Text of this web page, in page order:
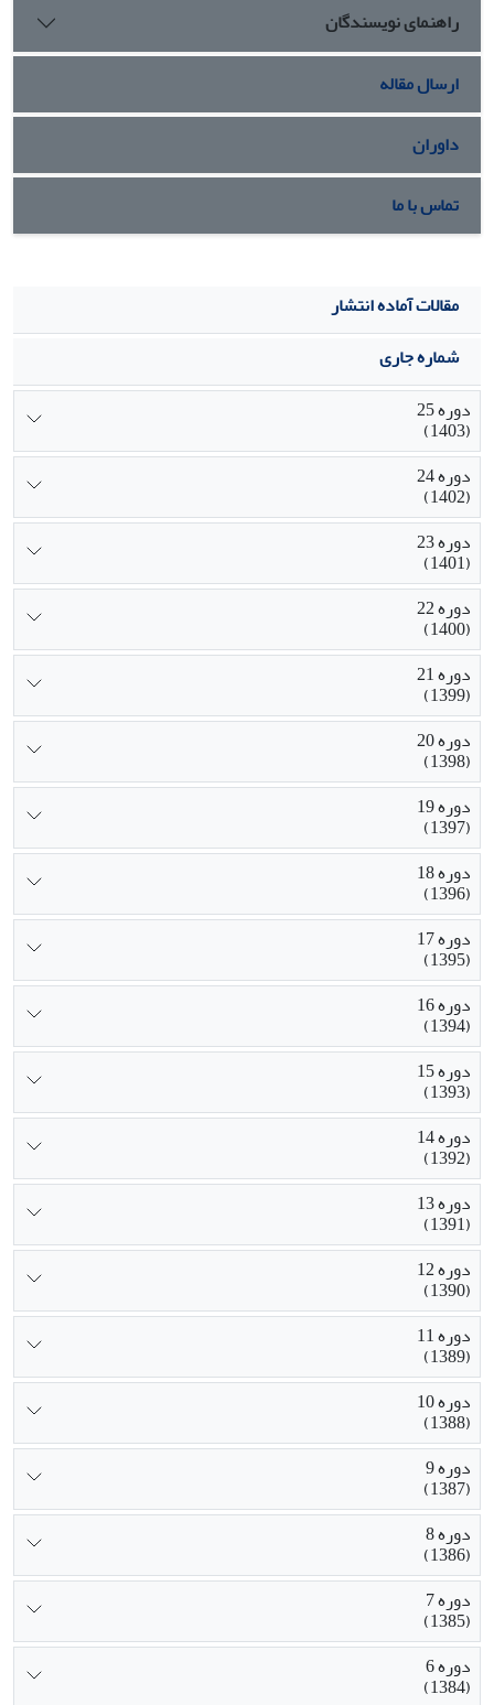
وضعیتِ سلطه و تسخیر غرب برهاند.
راهنمای نویسندگان
ارسال مقاله
داوران
تماس با ما
مقالات آماده انتشار
شماره جاری
دوره 25
(1403)
دوره 24
(1402)
دوره 23
(1401)
دوره 22
(1400)
دوره 21
(1399)
دوره 20
(1398)
دوره 19
(1397)
دوره 18
(1396)
دوره 17
(1395)
دوره 16
(1394)
دوره 15
(1393)
دوره 14
(1392)
دوره 13
(1391)
دوره 12
(1390)
دوره 11
(1389)
دوره 10
(1388)
دوره 9
(1387)
دوره 8
(1386)
دوره 7
(1385)
دوره 6
(1384)